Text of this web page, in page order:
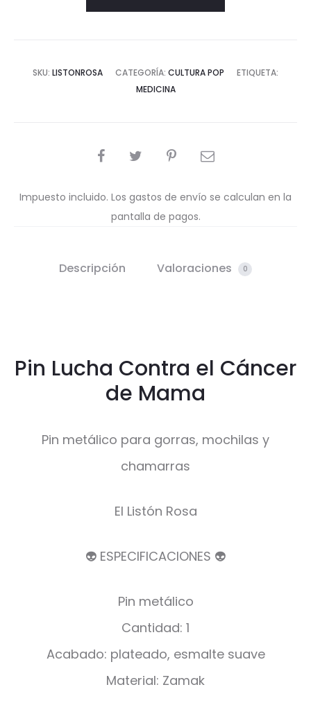
SKU: LISTONROSA CATEGORÍA: CULTURA POP
ETIQUETA:
MEDICINA
COMPARTIR
Impuesto incluido. Los gastos de envío se calculan en la
pantalla de pagos.
Descripción Valoraciones 0
Pin Lucha Contra el Cáncer
de Mama
Pin metálico para gorras, mochilas y
chamarras
El Listón Rosa
👽 ESPECIFICACIONES 👽
Pin metálico
Cantidad: 1
Acabado: plateado, esmalte suave
Material: Zamak